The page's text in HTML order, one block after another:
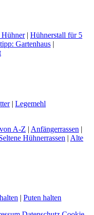
| Hühnerstall für 5
Gartenhaus |
| Legemehl
A-Z | Anfängerrassen |
Hühnerrassen | Alte
| Puten halten